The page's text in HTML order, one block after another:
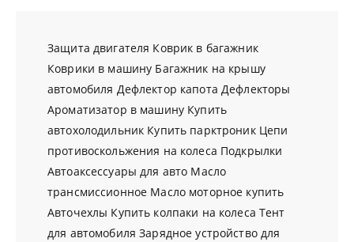
Защита двигателя Коврик в багажник
Коврики в машину Багажник на крышу
автомобиля Дефлектор капота Дефлекторы
Ароматизатор в машину Купить
автохолодильник Купить парктроник Цепи
противоскольжения на колеса Подкрылки
Автоаксессуары для авто Масло
трансмиссионное Масло моторное купить
Авточехлы Купить колпаки на колеса Тент
для автомобиля Зарядное устройство для